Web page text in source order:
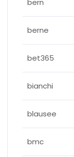
bern
berne
bet365
bianchi
blausee
bmc